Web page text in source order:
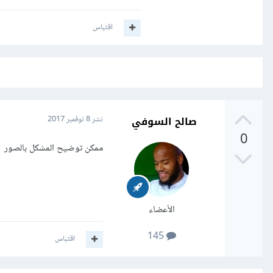
اقتباس
0
صالح السوفي
الأعضاء
145
نشر8 نوفمبر 2017
ممكن توضيح المشكل بالصور
اقتباس